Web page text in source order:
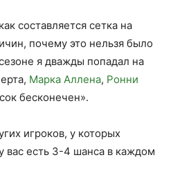
составляется сетка на
почему это нельзя было
я дважды попадал на
Марка Аллена, Ронни
бесконечен».
игроков, у которых
вас есть 3-4 шанса в каждом